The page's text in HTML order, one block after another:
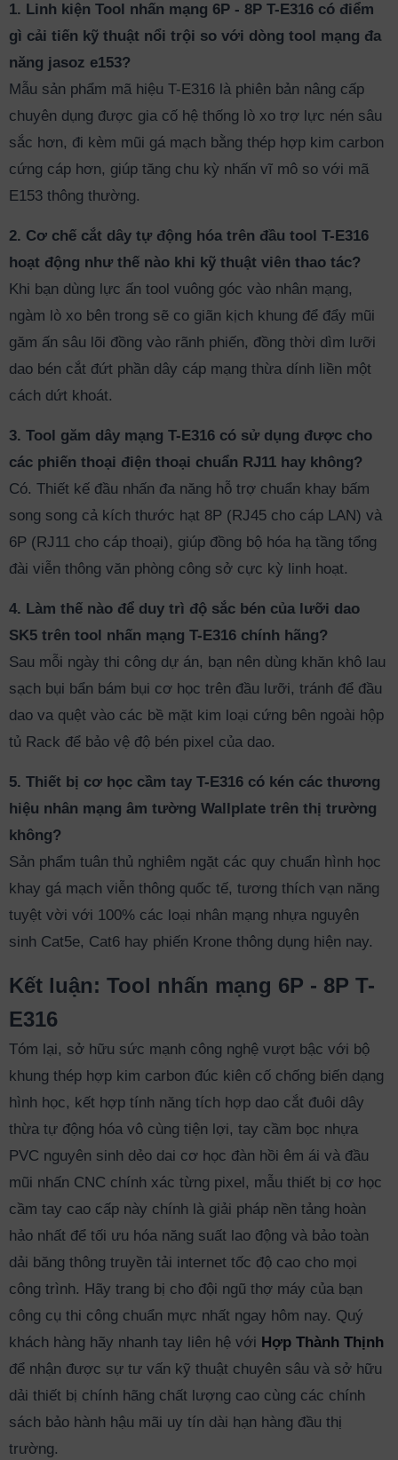
1. Linh kiện Tool nhấn mạng 6P - 8P T-E316 có điểm
gì cải tiến kỹ thuật nổi trội so với dòng tool mạng đa
năng jasoz e153?
Mẫu sản phẩm mã hiệu T-E316 là phiên bản nâng cấp
chuyên dụng được gia cố hệ thống lò xo trợ lực nén sâu
sắc hơn, đi kèm mũi gá mạch bằng thép hợp kim carbon
cứng cáp hơn, giúp tăng chu kỳ nhấn vĩ mô so với mã
E153 thông thường.
2. Cơ chế cắt dây tự động hóa trên đầu tool T-E316
hoạt động như thế nào khi kỹ thuật viên thao tác?
Khi bạn dùng lực ấn tool vuông góc vào nhân mạng,
ngàm lò xo bên trong sẽ co giãn kịch khung để đẩy mũi
găm ấn sâu lõi đồng vào rãnh phiến, đồng thời dìm lưỡi
dao bén cắt đứt phần dây cáp mạng thừa dính liền một
cách dứt khoát.
3. Tool găm dây mạng T-E316 có sử dụng được cho
các phiến thoại điện thoại chuẩn RJ11 hay không?
Có. Thiết kế đầu nhấn đa năng hỗ trợ chuẩn khay bấm
song song cả kích thước hạt 8P (RJ45 cho cáp LAN) và
6P (RJ11 cho cáp thoại), giúp đồng bộ hóa hạ tầng tổng
đài viễn thông văn phòng công sở cực kỳ linh hoạt.
4. Làm thế nào để duy trì độ sắc bén của lưỡi dao
SK5 trên tool nhấn mạng T-E316 chính hãng?
Sau mỗi ngày thi công dự án, bạn nên dùng khăn khô lau
sạch bụi bẩn bám bụi cơ học trên đầu lưỡi, tránh để đầu
dao va quệt vào các bề mặt kim loại cứng bên ngoài hộp
tủ Rack để bảo vệ độ bén pixel của dao.
5. Thiết bị cơ học cầm tay T-E316 có kén các thương
hiệu nhân mạng âm tường Wallplate trên thị trường
không?
Sản phẩm tuân thủ nghiêm ngặt các quy chuẩn hình học
khay gá mạch viễn thông quốc tế, tương thích vạn năng
tuyệt vời với 100% các loại nhân mạng nhựa nguyên
sinh Cat5e, Cat6 hay phiến Krone thông dụng hiện nay.
Kết luận: Tool nhấn mạng 6P - 8P T-
E316
Tóm lại, sở hữu sức mạnh công nghệ vượt bậc với bộ
khung thép hợp kim carbon đúc kiên cố chống biến dạng
hình học, kết hợp tính năng tích hợp dao cắt đuôi dây
thừa tự động hóa vô cùng tiện lợi, tay cầm bọc nhựa
PVC nguyên sinh dẻo dai cơ học đàn hồi êm ái và đầu
mũi nhấn CNC chính xác từng pixel, mẫu thiết bị cơ học
cầm tay cao cấp này chính là giải pháp nền tảng hoàn
hảo nhất để tối ưu hóa năng suất lao động và bảo toàn
dải băng thông truyền tải internet tốc độ cao cho mọi
công trình. Hãy trang bị cho đội ngũ thợ máy của bạn
công cụ thi công chuẩn mực nhất ngay hôm nay. Quý
khách hàng hãy nhanh tay liên hệ với Hợp Thành Thịnh
để nhận được sự tư vấn kỹ thuật chuyên sâu và sở hữu
dải thiết bị chính hãng chất lượng cao cùng các chính
sách bảo hành hậu mãi uy tín dài hạn hàng đầu thị
trường.